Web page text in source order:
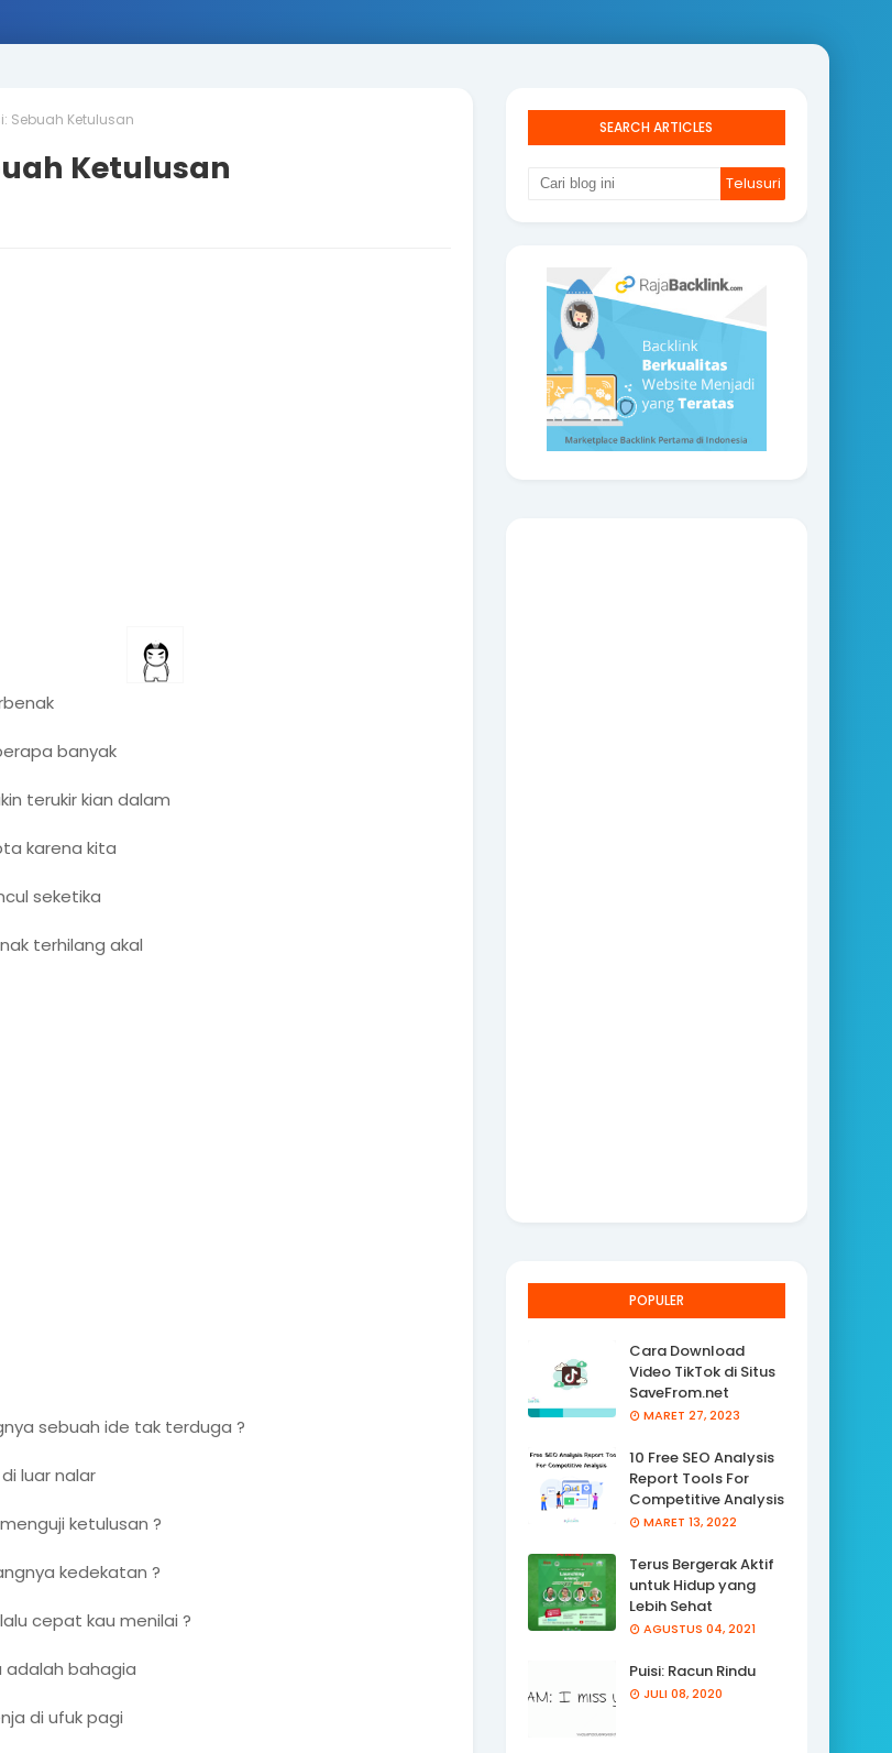
Sebuah Ketulusan
Ketulusan
banyak
terukir kian dalam
karena kita
seketika
terhilang akal
sebuah ide tak terduga ?
luar nalar
ketulusan ?
kedekatan ?
cepat kau menilai ?
adalah bahagia
di ufuk pagi
SEARCH ARTICLES
POPULER
Cara Download
Video TikTok di Situs
SaveFrom.net
MARET 27, 2023
10 Free SEO Analysis
Report Tools For
Competitive Analysis
MARET 13, 2022
Terus Bergerak Aktif
untuk Hidup yang
Lebih Sehat
AGUSTUS 04, 2021
Puisi: Racun Rindu
JULI 08, 2020